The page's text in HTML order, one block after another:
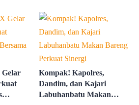
Kompak! Kapolres,
Dandim, dan Kajari
Labuhanbatu Makan